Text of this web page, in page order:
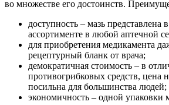
во множестве его достоинств.
доступность – мазь представлена
ассортименте в любой аптечной
для приобретения медикамента
рецептурный бланк от врача;
демократичная стоимость – в
противогрибковых средств, цена
посильна для большинства людей;
экономичность – одной упаковки